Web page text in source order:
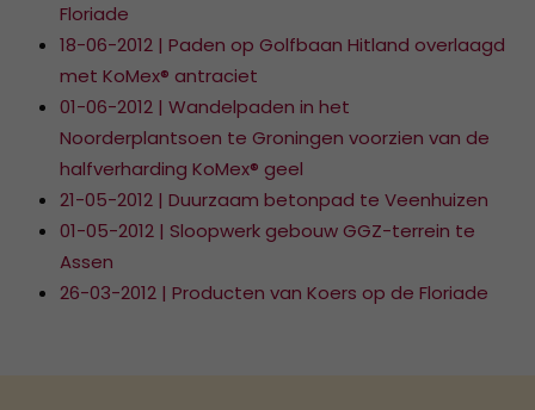
Floriade
18-06-2012 | Paden op Golfbaan Hitland overlaagd
met KoMex® antraciet
01-06-2012 | Wandelpaden in het
Noorderplantsoen te Groningen voorzien van de
halfverharding KoMex® geel
21-05-2012 | Duurzaam betonpad te Veenhuizen
01-05-2012 | Sloopwerk gebouw GGZ-terrein te
Assen
26-03-2012 | Producten van Koers op de Floriade